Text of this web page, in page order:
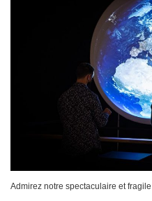
Admirez notre spectaculaire et